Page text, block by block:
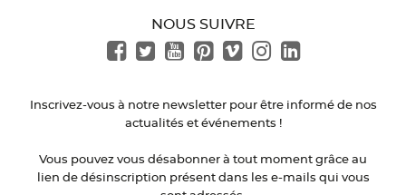
NOUS SUIVRE
Inscrivez-vous à notre newsletter pour être informé de nos
actualités et événements !
Vous pouvez vous désabonner à tout moment grâce au
lien de désinscription présent dans les e-mails qui vous